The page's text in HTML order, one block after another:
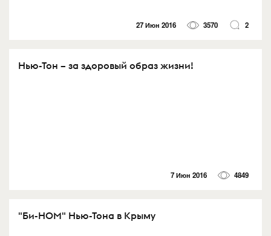
27 Июн 2016 3570 2
Нью-Тон – за здоровый образ жизни!
7 Июн 2016 4849
"Би-НОМ" Нью-Тона в Крыму